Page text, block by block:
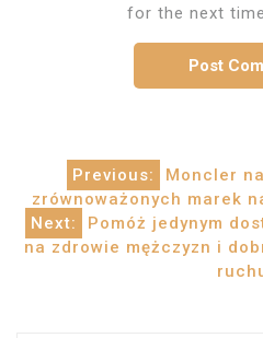
for the next
Post
navigation
Previous:
Moncler
zrównoważonych marek
Next:
Pomóż jedynym
na zdrowie mężczyzn i